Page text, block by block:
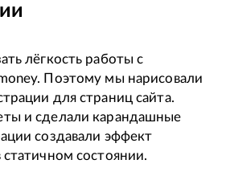
лёгкость работы с
Поэтому мы нарисовали
для страниц сайта.
и сделали карандашные
создавали эффект
состоянии.